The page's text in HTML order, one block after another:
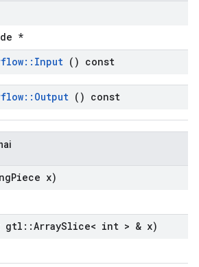
*
:: Input () const
:: Output () const
Piece x)
gtl ::ArraySlice< int > & x)